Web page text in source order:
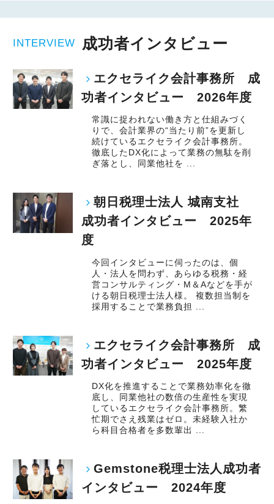
INTERVIEW 成功者インタビュー
エクセライク会計事務所 成
功者インタビュー 2026年度
常識に捉われない働き方と仕組みづく
りで、会計業界の“当たり前”を更新し
続けているエクセライク会計事務所。
徹底したDX化によって業務の無駄を削
ぎ落とし、同業他社を ...
朝日税理士法人 城南支社
成功者インタビュー 2025年
度
今回インタビューに伺ったのは、個
人・法人を問わず、あらゆる税務・経
営コンサルティング・M＆Aなどを手が
ける朝日税理士法人様。 複数担当制を
採用することで業務負担 ...
エクセライク会計事務所 成
功者インタビュー 2025年度
DX化を推進することで業務効率化を徹
底し、同業他社の数倍の生産性を実現
しているエクセライク会計事務所。繁
忙期でさえ残業はゼロ。未経験入社か
ら科目合格者を多数輩出 ...
Gemstone税理士法人成功者
インタビュー 2024年度